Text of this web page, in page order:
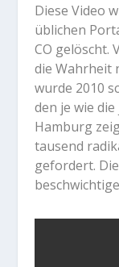
Diese Video
üblichen
CO gelöscht.
die Wahrheit
wurde 2010
den je wie
Hamburg
tausend
gefordert.